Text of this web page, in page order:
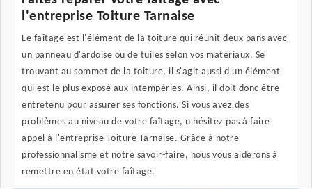
l'entreprise Toiture Tarnaise
Le faîtage est l'élément de la toiture qui réunit deux pans avec
un panneau d'ardoise ou de tuiles selon vos matériaux. Se
trouvant au sommet de la toiture, il s'agit aussi d'un élément
qui est le plus exposé aux intempéries. Ainsi, il doit donc être
entretenu pour assurer ses fonctions. Si vous avez des
problèmes au niveau de votre faîtage, n'hésitez pas à faire
appel à l'entreprise Toiture Tarnaise. Grâce à notre
professionnalisme et notre savoir-faire, nous vous aiderons à
remettre en état votre faîtage.